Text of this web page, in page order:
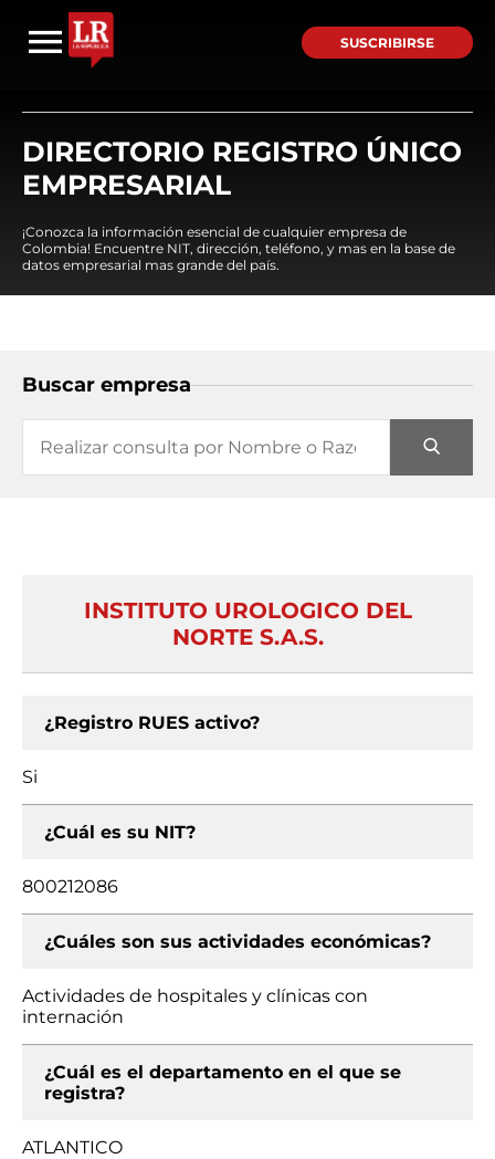
SUSCRIBIRSE
DIRECTORIO REGISTRO ÚNICO
EMPRESARIAL
¡Conozca la información esencial de cualquier empresa de
Colombia! Encuentre NIT, dirección, teléfono, y mas en la base de
datos empresarial mas grande del país.
Buscar empresa
INSTITUTO UROLOGICO DEL
NORTE S.A.S.
¿Registro RUES activo?
Si
¿Cuál es su NIT?
800212086
¿Cuáles son sus actividades económicas?
Actividades de hospitales y clínicas con
internación
¿Cuál es el departamento en el que se
registra?
ATLANTICO